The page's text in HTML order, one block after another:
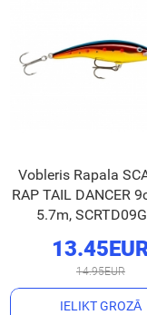
Vobleris Rapala
RAP TAIL DANCER
5.7m,
14.95EUR
IELIKT GROZĀ